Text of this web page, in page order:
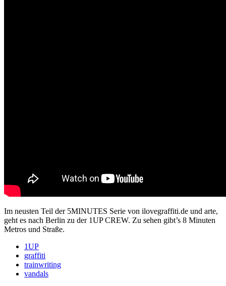
Im neusten Teil der 5MINUTES Serie von ilovegraffiti.de und arte,
geht es nach Berlin zu der 1UP CREW. Zu sehen gibt’s 8 Minuten
Metros und Straße.
1UP
graffiti
trainwriting
vandals